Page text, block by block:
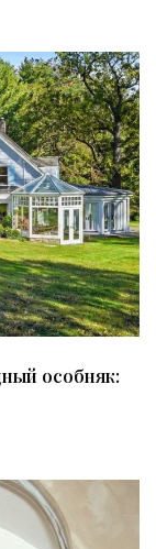
особняк: